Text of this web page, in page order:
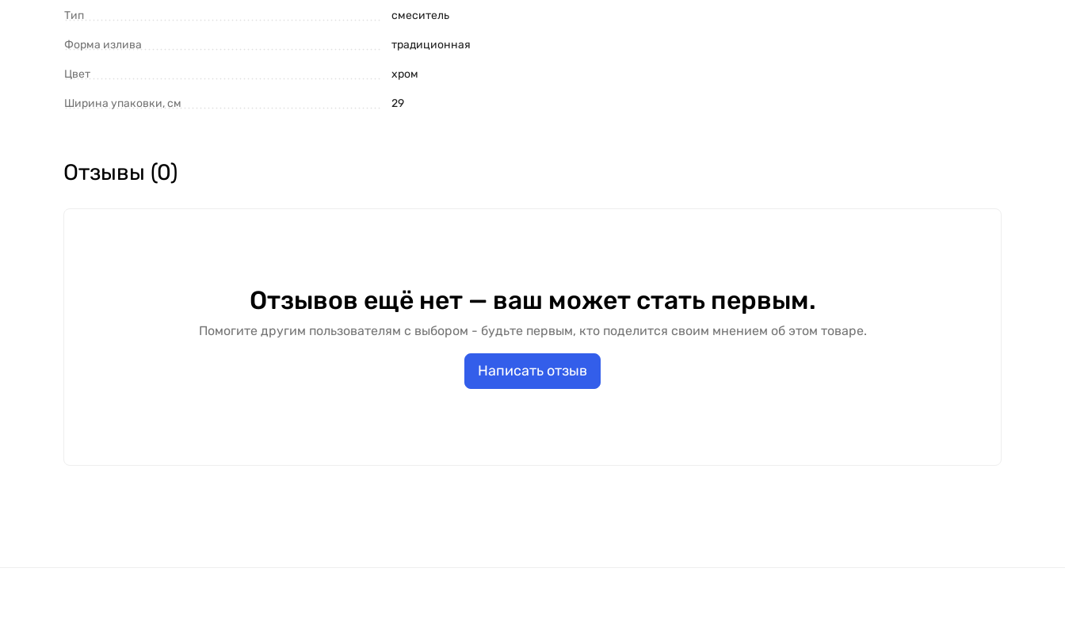
Тип смеситель
Форма излива традиционная
Цвет хром
Ширина упаковки, см 29
Отзывы (0)
Отзывов ещё нет — ваш может стать первым.
Помогите другим пользователям с выбором - будьте первым, кто поделится своим мнением об этом товаре.
Написать отзыв